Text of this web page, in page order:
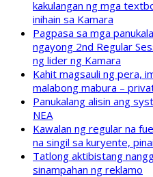
kakulangan ng mga
inihain sa Kamara
Pagpasa sa mga
ngayong 2nd Regular
ng lider ng Kamara
Kahit magsauli ng pera,
malabong mabura –
Panukalang alisin ang
NEA
Kawalan ng regular na
na singil sa kuryente,
Tatlong aktibistang
sinampahan ng reklamo